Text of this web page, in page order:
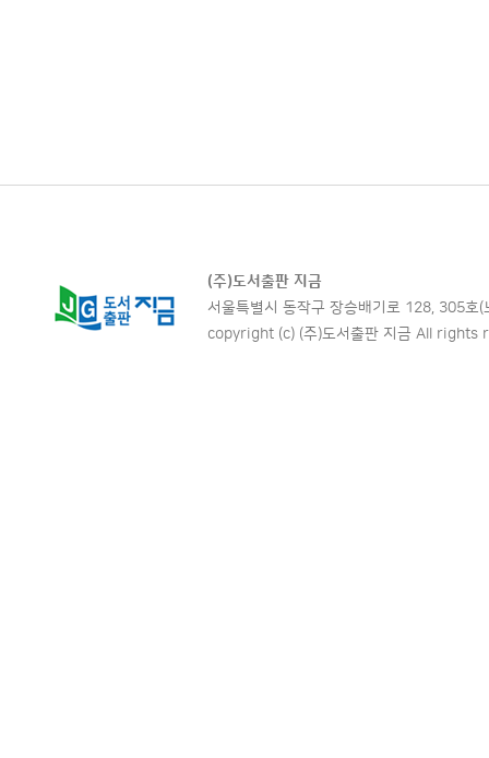
(주)도서출판 지금
서울특별시 동작구 장승배기로 128, 305
copyright (c) (주)도서출판 지금 All rights